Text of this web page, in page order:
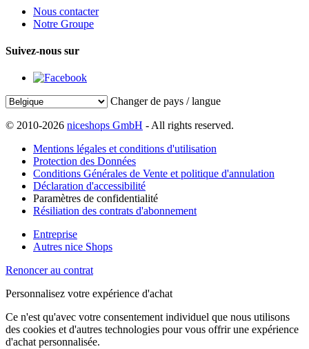
Nous contacter
Notre Groupe
Suivez-nous sur
Changer de pays / langue
© 2010-2026 niceshops GmbH - All rights reserved.
Mentions légales et conditions d'utilisation
Protection des Données
Conditions Générales de Vente et politique d'annulation
Déclaration d'accessibilité
Paramètres de confidentialité
Résiliation des contrats d'abonnement
Entreprise
Autres nice Shops
Renoncer au contrat
Personnalisez votre expérience d'achat
Ce n'est qu'avec votre consentement individuel que nous utilisons
des cookies et d'autres technologies pour vous offrir une expérience
d'achat personnalisée.